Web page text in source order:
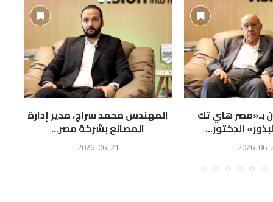
بـ«مصر هاي تك
الدكتور...
2026-06-
المهندس محمد سراج، مدير إدارة
المصانع بشركة مصر...
2026-06-21